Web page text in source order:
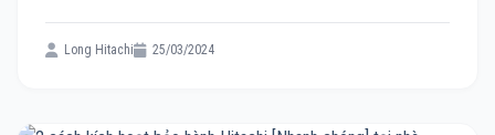
Long Hitachi 25/03/2024